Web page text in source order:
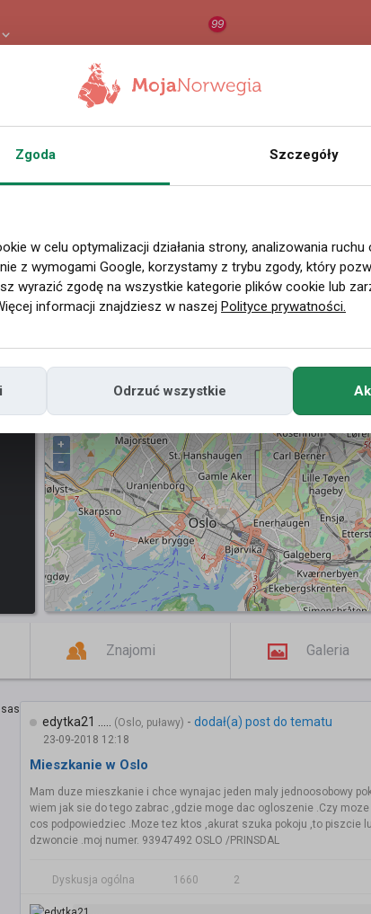
99
Miejscowość
w Norwegii
Znajomi
Posty
+
−
Znajomi Galeria
edytka21 ..... (Oslo, puławy) - dodał(a) post do tematu
23-09-2018 12:18
Mieszkanie w Oslo
Mam duze mieszkanie i chce wynajac jeden maly jednoosobowy
wiem jak sie do tego zabrac ,gdzie moge dac ogloszenie .Czy
cos podpowiedziec .Moze tez ktos ,akurat szuka pokoju ,to piszcie
dzwoncie .moj numer. 93947492 OSLO /PRINSDAL
Dyskusja ogólna 1660 2
Zgoda Szczegóły
w celu optymalizacji działania strony, analizowania
z wymogami Google, korzystamy z trybu zgody, który
wyrazić zgodę na wszystkie kategorie plików cookie lub
informacji znajdziesz w naszej Polityce prywatności.
Odrzuć wszystkie